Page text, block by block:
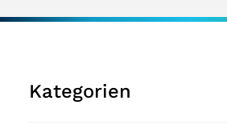
Kategorien